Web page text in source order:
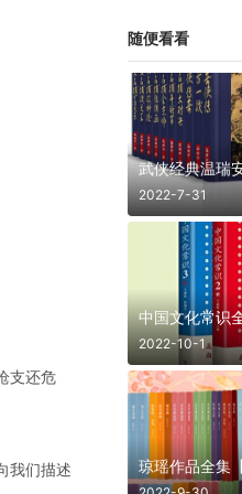
支还危
我们描述
随便看看
2022-7-31
2022-10-1